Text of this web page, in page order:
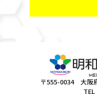
〒555-0034 大阪